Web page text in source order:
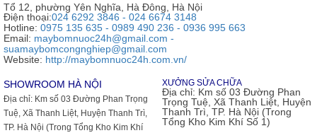
Tổ 12, phường Yên Nghĩa, Hà Đông, Hà Nội
Điện thoại:024 6292 3846 - 024 6674 3148
Hotline: 0975 135 635 - 0989 490 236 - 0936 995 663
Email: maybomnuoc24h@gmail.com -
suamaybomcongnghiep@gmail.com
Website: http://maybomnuoc24h.com.vn/
SHOWROOM HÀ NỘI
Địa chỉ: Km số 03 Đường Phan Trọng
Tuệ, Xã Thanh Liệt, Huyện Thanh Trì,
TP. Hà Nội (Trong Tổng Kho Kim Khí
XƯỞNG SỬA CHỮA
Địa chỉ: Km số 03 Đường Phan
Trọng Tuệ, Xã Thanh Liệt, Huyện
Thanh Trì, TP. Hà Nội (Trong
Tổng Kho Kim Khí Số 1)